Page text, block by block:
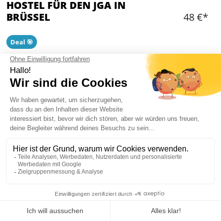
HOSTEL FÜR DEN JGA IN
BRÜSSEL
48 €*
Deal 🎯
Hinzufügen
WAS IST ENTHALTEN?
Ein oder mehrere Privaträume abhängig von der
Gruppengröße
In der Nähe von Bars und Restaurants
HOSTEL IN BRÜSSEL : INFORMATION
Mein JGA in Brüssel